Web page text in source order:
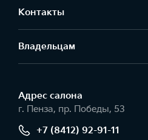
Контакты
Владельцам
Адрес салонa
г. Пенза, пр. Победы, 53
+7 (8412) 92-91-11